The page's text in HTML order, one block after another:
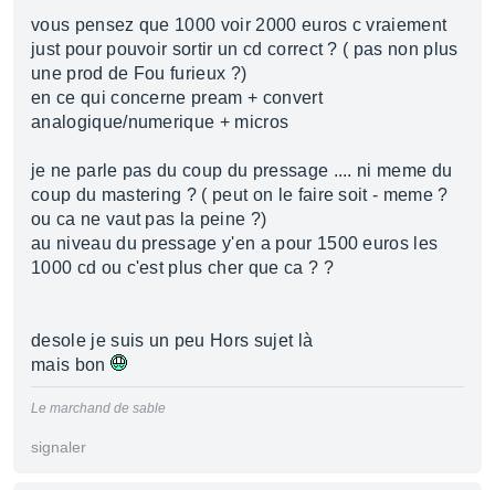
vous pensez que 1000 voir 2000 euros c vraiement
just pour pouvoir sortir un cd correct ? ( pas non plus
une prod de Fou furieux ?)
en ce qui concerne pream + convert
analogique/numerique + micros
je ne parle pas du coup du pressage .... ni meme du
coup du mastering ? ( peut on le faire soit - meme ?
ou ca ne vaut pas la peine ?)
au niveau du pressage y'en a pour 1500 euros les
1000 cd ou c'est plus cher que ca ? ?
desole je suis un peu Hors sujet là
mais bon
Le marchand de sable
signaler